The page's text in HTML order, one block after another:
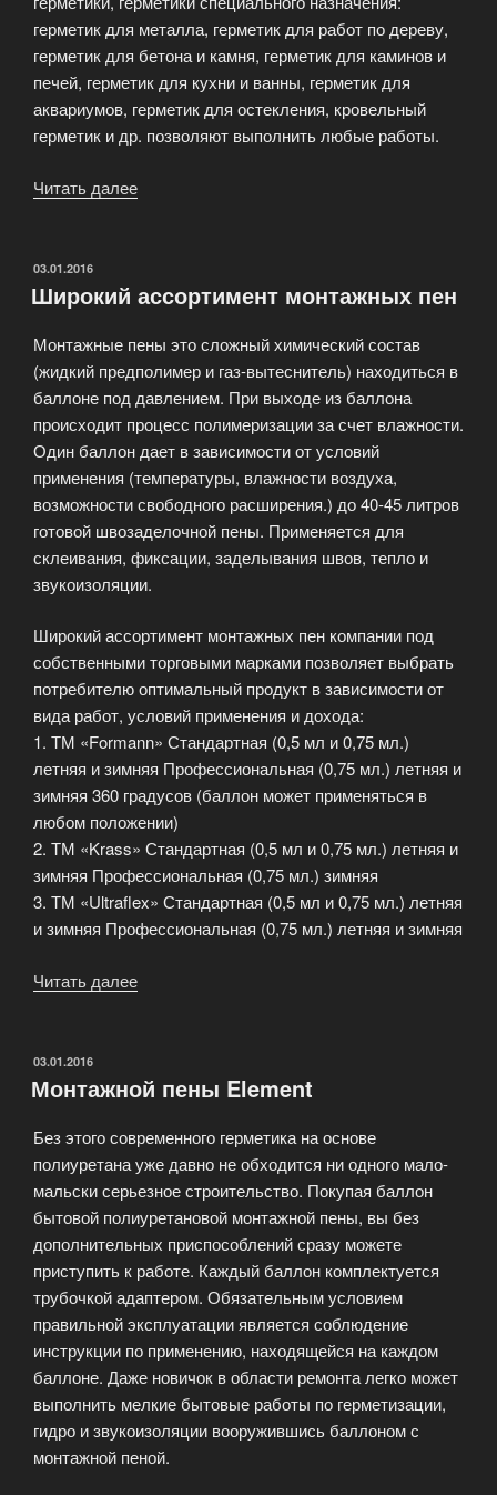
герметик для металла, герметик для работ по дереву,
герметик для бетона и камня, герметик для каминов и
печей, герметик для кухни и ванны, герметик для
аквариумов, герметик для остекления, кровельный
герметик и др. позволяют выполнить любые работы.
Читать далее
ОПУБЛИКОВАНО
03.01.2016
Широкий ассортимент монтажных пен
Монтажные пены это сложный химический состав
(жидкий предполимер и газ-вытеснитель) находиться в
баллоне под давлением. При выходе из баллона
происходит процесс полимеризации за счет влажности.
Один баллон дает в зависимости от условий
применения (температуры, влажности воздуха,
возможности свободного расширения.) до 40-45 литров
готовой швозаделочной пены. Применяется для
склеивания, фиксации, заделывания швов, тепло и
звукоизоляции.
Широкий ассортимент монтажных пен компании под
собственными торговыми марками позволяет выбрать
потребителю оптимальный продукт в зависимости от
вида работ, условий применения и дохода:
1. ТМ «Formann» Стандартная (0,5 мл и 0,75 мл.)
летняя и зимняя Профессиональная (0,75 мл.) летняя и
зимняя 360 градусов (баллон может применяться в
любом положении)
2. ТМ «Krass» Стандартная (0,5 мл и 0,75 мл.) летняя и
зимняя Профессиональная (0,75 мл.) зимняя
3. ТМ «Ultraflex» Стандартная (0,5 мл и 0,75 мл.) летняя
и зимняя Профессиональная (0,75 мл.) летняя и зимняя
Читать далее
ОПУБЛИКОВАНО
03.01.2016
Монтажной пены Element
Без этого современного герметика на основе
полиуретана уже давно не обходится ни одного мало-
мальски серьезное строительство. Покупая баллон
бытовой полиуретановой монтажной пены, вы без
дополнительных приспособлений сразу можете
приступить к работе. Каждый баллон комплектуется
трубочкой адаптером. Обязательным условием
правильной эксплуатации является соблюдение
инструкции по применению, находящейся на каждом
баллоне. Даже новичок в области ремонта легко может
выполнить мелкие бытовые работы по герметизации,
гидро и звукоизоляции вооружившись баллоном с
монтажной пеной.